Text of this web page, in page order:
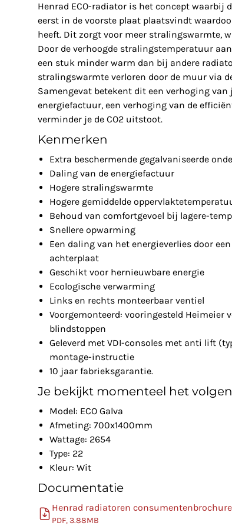
Henrad ECO-radiator is het concept waarbij
eerst in de voorste plaat plaatsvindt
heeft. Dit zorgt voor meer stralingswarmte,
Door de verhoogde stralingstemperatuur
een stuk minder warm dan bij andere
stralingswarmte verloren door de muur via
Samengevat betekent dit een verhoging
energiefactuur, een verhoging van de
verminder je de CO2 uitstoot.
Kenmerken
Extra beschermende gegalvaniseerde
Daling van de energiefactuur
Hogere stralingswarmte
Hogere gemiddelde
Behoud van comfortgevoel bij lagere-
Snellere opwarming
Een daling van het energieverlies door
achterplaat
Geschikt voor hernieuwbare energie
Ecologische verwarming
Links en rechts monteerbaar ventiel
Voorgemonteerd: vooringesteld Heimeier
blindstoppen
Geleverd met VDI-consoles met anti lift
montage-instructie
10 jaar fabrieksgarantie.
Je bekijkt momenteel het
Model: ECO Galva
Afmeting: 700x1400mm
Wattage: 2654
Type: 22
Kleur: Wit
Documentatie
Henrad radiatoren
PDF, 3.88MB